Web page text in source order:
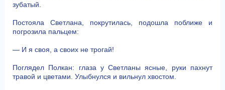
зубатый.
Постояла Светлана, покрутилась, подошла поближе и
погрозила пальцем:
— И я своя, а своих не трогай!
Поглядел Полкан: глаза у Светланы ясные, руки пахнут
травой и цветами. Улыбнулся и вильнул хвостом.